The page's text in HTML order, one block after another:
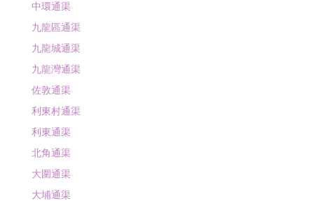
中環通渠
九龍區通渠
九龍城通渠
九龍灣通渠
佐敦通渠
利東村通渠
利東通渠
北角通渠
大圍通渠
大埔通渠